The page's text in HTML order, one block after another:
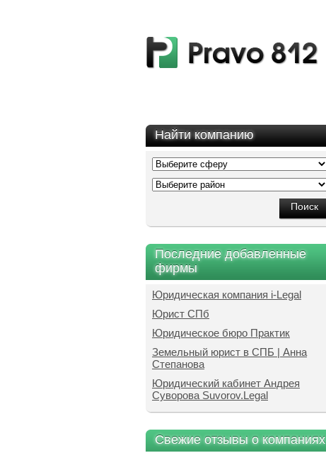
Найти компанию
Последние добавленные
фирмы
Юридическая компания i-Legal
Юрист СПб
Юридическое бюро Практик
Земельный юрист в СПБ | Анна
Степанова
Юридический кабинет Андрея
Суворова Suvorov.Legal
Свежие отзывы о компаниях